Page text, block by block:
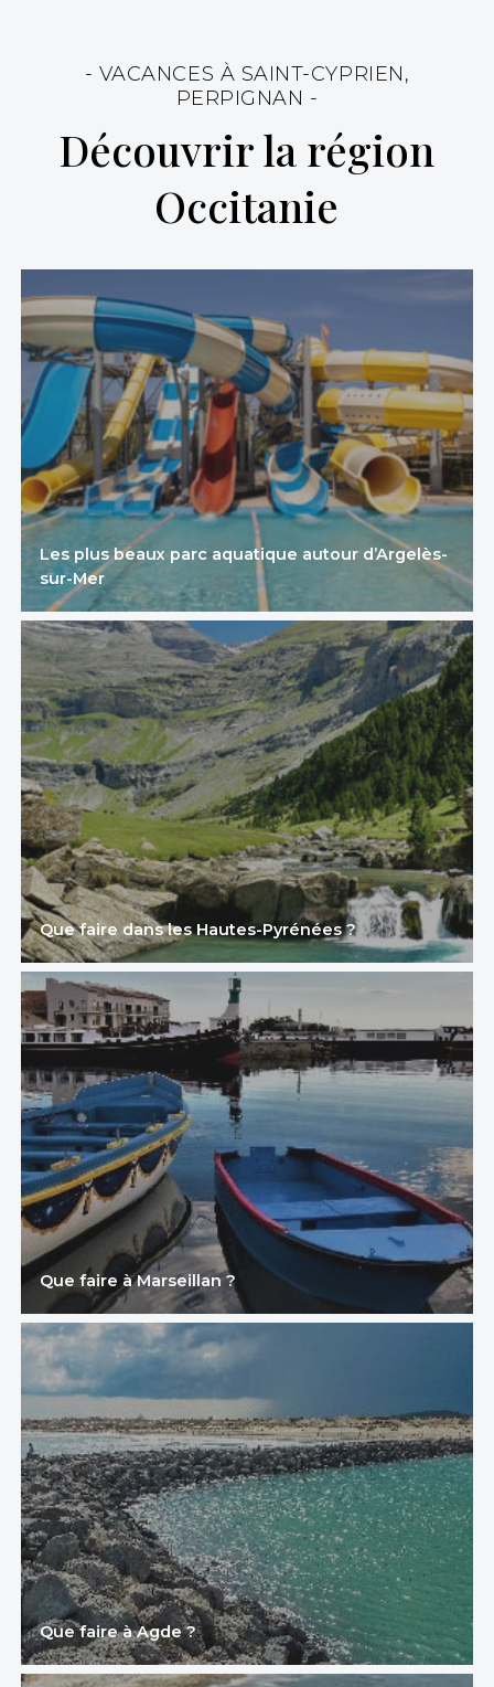
- VACANCES À SAINT-CYPRIEN,
PERPIGNAN -
Découvrir la région
Occitanie
Les plus beaux parc aquatique autour d’Argelès-
sur-Mer
Que faire dans les Hautes-Pyrénées ?
Que faire à Marseillan ?
Que faire à Agde ?